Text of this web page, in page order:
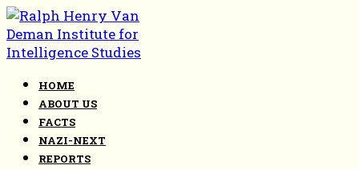
Skip
to
content
HOME
ABOUT US
FACTS
NAZI-NEXT
REPORTS